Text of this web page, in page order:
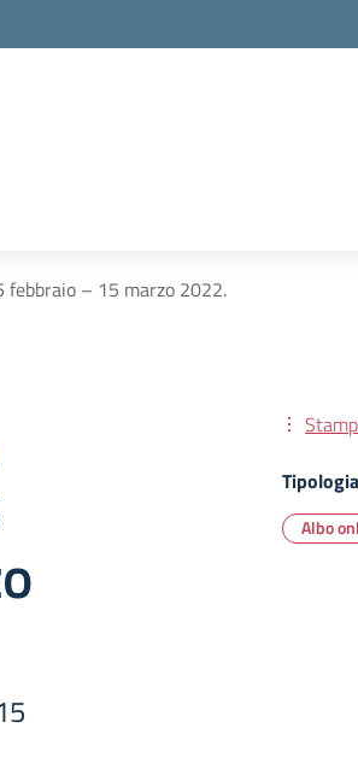
febbraio – 15 marzo 2022.
Tipologia
Albo